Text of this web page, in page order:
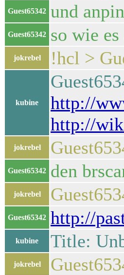
Guest65342 und
Guest65342 so wie
jokrebel !hcl >
kubine
http://
http://
jokrebel
Guest65342 den
jokrebel
Guest65342 http://
kubine Title:
jokrebel